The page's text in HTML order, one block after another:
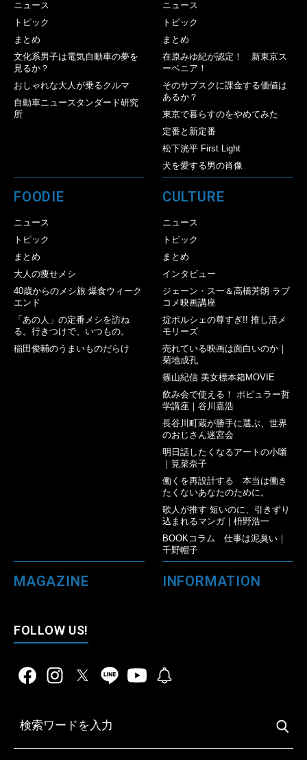
ニュース
トピック
まとめ
文化系男子は電気自動車の夢を
見るか？
おしゃれな大人が乗るクルマ
自動車ニュースタンダード研究
所
ニュース
トピック
まとめ
在原みゆ紀が認定！ 新東京ス
ーベニア！
そのサブスクに課金する価値は
あるか？
東京で暮らすのをやめてみた
定番と新定番
松下洸平 First Light
犬を愛する男の肖像
FOODIE
ニュース
トピック
まとめ
大人の痩せメシ
40歳からのメシ旅 爆食ウィーク
エンド
「あの人」の定番メシを訪ね
る。行きつけで、いつもの。
稲田俊輔のうまいものだらけ
CULTURE
ニュース
トピック
まとめ
インタビュー
ジェーン・スー＆高橋芳朗 ラブ
コメ映画講座
掟ポルシェの尊すぎ!! 推し活メ
モリーズ
売れている映画は面白いのか｜
菊地成孔
篠山紀信 美女標本箱MOVIE
飲み会で使える！ ポピュラー哲
学講座｜谷川嘉浩
長谷川町蔵が勝手に選ぶ、世界
のおじさん迷宮会
明日話したくなるアートの小噺
｜筧菜奈子
働くを再設計する 本当は働き
たくないあなたのために。
歌人が推す 短いのに、引きずり
込まれるマンガ｜枡野浩一
BOOKコラム 仕事は泥臭い｜
千野帽子
MAGAZINE INFORMATION
FOLLOW US!